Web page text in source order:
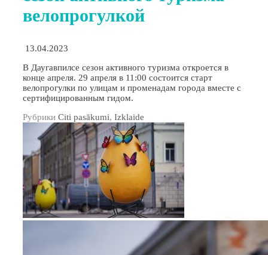
велопрогулкой
13.04.2023
В Даугавпилсе сезон активного туризма откроется в
конце апреля. 29 апреля в 11:00 состоится старт
велопрогулки по улицам и променадам города вместе с
сертифицированным гидом.
Рубрики Citi pasākumi, Izklaide